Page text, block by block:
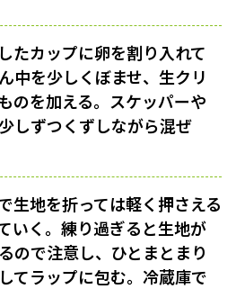
たカップに卵を割り入れて
中を少しくぼませ、生クリ
のを加える。スケッパーや
しずつくずしながら混ぜ
生地を折っては軽く押さえる
いく。練り過ぎると生地が
ので注意し、ひとまとまり
てラップに包む。冷蔵庫で